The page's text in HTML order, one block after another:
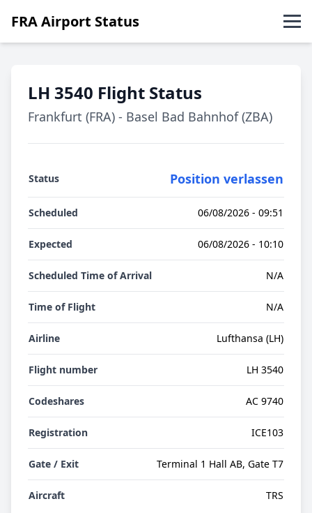
FRA Airport Status
Arrivals
LH 3540 Flight Status
Frankfurt (FRA) - Basel Bad Bahnhof (ZBA)
Status Position verlassen
Scheduled 06/08/2026 - 09:51
Expected 06/08/2026 - 10:10
Scheduled Time of Arrival N/A
Time of Flight N/A
Airline Lufthansa (LH)
Flight number LH 3540
Codeshares AC 9740
Registration ICE103
Gate / Exit Terminal 1 Hall AB, Gate T7
Aircraft TRS